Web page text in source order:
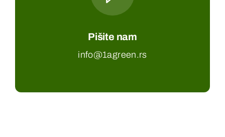
Pišite nam
info@1agreen.rs